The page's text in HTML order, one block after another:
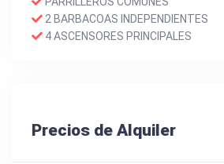
2 BARBACOAS INDEPENDIENTES
4 ASCENSORES PRINCIPALES
Precios de Alquiler